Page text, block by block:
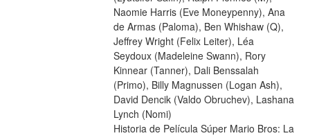
Naomie Harris (Eve Moneypenny), Ana
de Armas (Paloma), Ben Whishaw (Q),
Jeffrey Wright (Felix Leiter), Léa
Seydoux (Madeleine Swann), Rory
Kinnear (Tanner), Dali Benssalah
(Primo), Billy Magnussen (Logan Ash),
David Dencik (Valdo Obruchev), Lashana
Lynch (Nomi)
Historia de Película Súper Mario Bros: La